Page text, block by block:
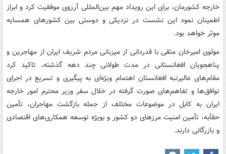
خارجه کشورمان، برای این رویداد مهم بین‌المللی آرزوی موفقیت کرد و ابراز
اطمینان نمود این نشست در نزدیکی و دوستی بین کشورهای همسایه
موثر خواهد بود.
مولوی امیرخان متقی با قدردانی از میزبانی مردم شریف ایران از مهاجرین و
پناهجویان افغانستانی در مدت طولانی چند دهه گذشته، تاکید کرد
مقام‌های عالیرتبه افغانستان اهتمام ویژه‌ای به پیگیری و تسریع در اجرای
توافق‌ها و تفاهم‌های صورت گرفته در خلال سفر وزیر محترم امور خارجه
ایران به کابل در موضوعات مختلف از جمله بازگشت مهاجران، تأمین
حقآبه، تأمین امنیت مرزهای دو کشور و بویژه توسعه همکاری‌های اقتصادی
و بازرگانی دارند.